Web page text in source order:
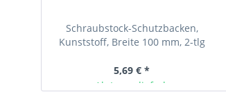
Schraubstock-Schutzbacken,
Kunststoff, Breite 100 mm, 2-tlg
5,69 € *
Ab Lager lieferbar